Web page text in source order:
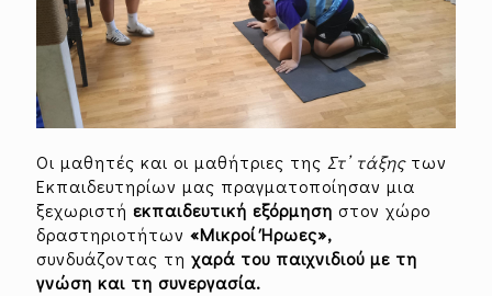
Οι μαθητές και οι μαθήτριες της Στ’ τάξηςτων
Εκπαιδευτηρίων μας πραγματοποίησαν μια
ξεχωριστή εκπαιδευτική εξόρμηση στον χώρο
δραστηριοτήτων «Μικροί Ήρωες»,
συνδυάζοντας τη χαρά του παιχνιδιού με τη
γνώση και τη συνεργασία.